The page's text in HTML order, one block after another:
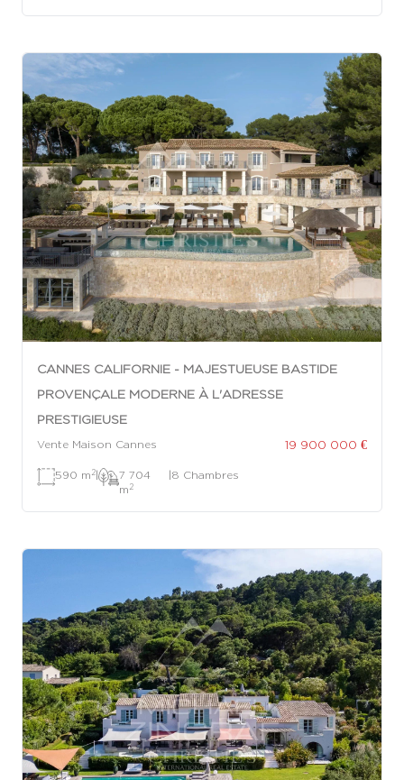
CANNES CALIFORNIE - MAJESTUEUSE BASTIDE
PROVENÇALE MODERNE À L'ADRESSE
PRESTIGIEUSE
Vente Maison Cannes 19 900 000 €
590 m 2|
7 704
m 2
|8 Chambres